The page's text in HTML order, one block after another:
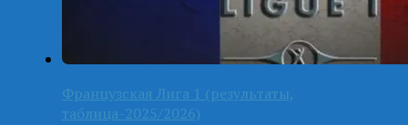
Французская Лига 1 (результаты,
таблица-2025/2026)